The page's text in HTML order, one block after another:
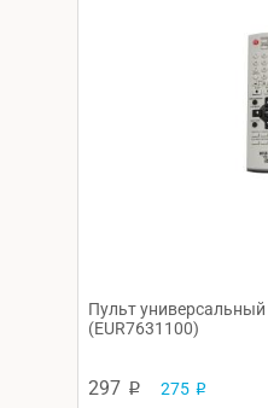
Пульт
(EUR7631100)
297 p 275 p